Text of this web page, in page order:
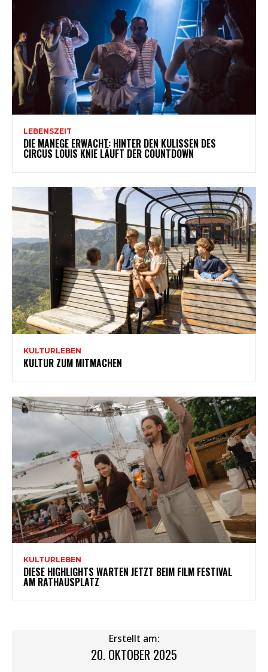
LEBENSZEIT
DIE MANEGE ERWACHT: HINTER DEN KULISSEN DES
CIRCUS LOUIS KNIE LÄUFT DER COUNTDOWN
KULTURLEBEN
KULTUR ZUM MITMACHEN
KULTURLEBEN
DIESE HIGHLIGHTS WARTEN JETZT BEIM FILM FESTIVAL
AM RATHAUSPLATZ
Erstellt am:
20. OKTOBER 2025